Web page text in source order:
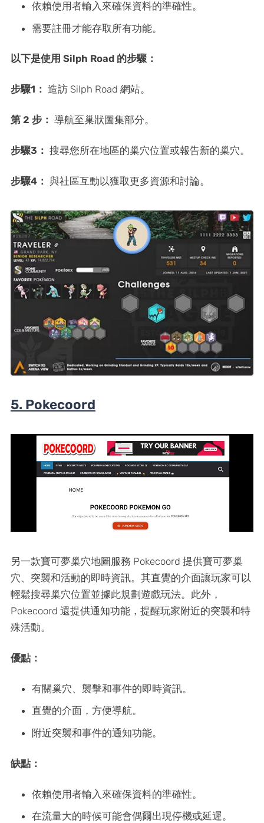
依賴使用者輸入來確保資料的準確性。
需要註冊才能存取所有功能。
以下是使用 Silph Road 的步驟：
步驟1： 造訪 Silph Road 網站。
第 2 步： 導航至巢狀圖集部分。
步驟3： 搜尋您所在地區的巢穴位置或報告新的巢穴。
步驟4： 與社區互動以獲取更多資源和討論。
5. Pokecoord
另一款寶可夢巢穴地圖服務 Pokecoord 提供寶可夢巢
穴、突襲和活動的即時資訊。其直覺的介面讓玩家可以
輕鬆搜尋巢穴位置並據此規劃遊戲玩法。此外，
Pokecoord 還提供通知功能，提醒玩家附近的突襲和特
殊活動。
優點：
有關巢穴、襲擊和事件的即時資訊。
直覺的介面，方便導航。
附近突襲和事件的通知功能。
缺點：
依賴使用者輸入來確保資料的準確性。
在流量大的時候可能會偶爾出現停機或延遲。